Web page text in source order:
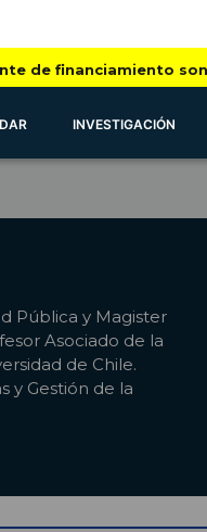
de financiamiento
INVESTIGACIÓN
Pública y Magister
Asociado de la
de Chile.
y Gestión de la